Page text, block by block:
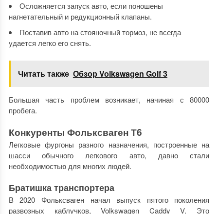
Осложняется запуск авто, если поношены
нагнетательный и редукционный клапаны.
Поставив авто на стояночный тормоз, не всегда
удается легко его снять.
Читать также Обзор Volkswagen Golf 3
Большая часть проблем возникает, начиная с 80000
пробега.
Конкуренты Фольксваген Т6
Легковые фургоны разного назначения, построенные на
шасси обычного легкового авто, давно стали
необходимостью для многих людей.
Братишка транспортера
В 2020 Фольксваген начал выпуск пятого поколения
развозных каблучков, Volkswagen Caddy V. Это